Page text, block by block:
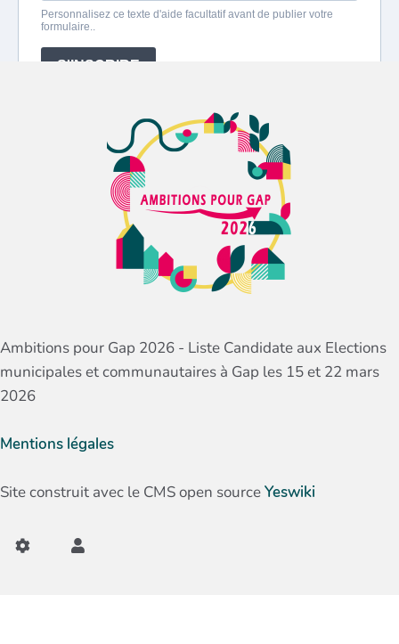
Ambitions pour Gap 2026 - Liste Candidate aux Elections
municipales et communautaires à Gap les 15 et 22 mars
2026
Mentions légales
Site construit avec le CMS open sourceYeswiki